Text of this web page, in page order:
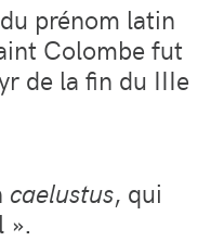
prénom latin
Colombe fut
de la fin du IIIe
caelustus, qui
».